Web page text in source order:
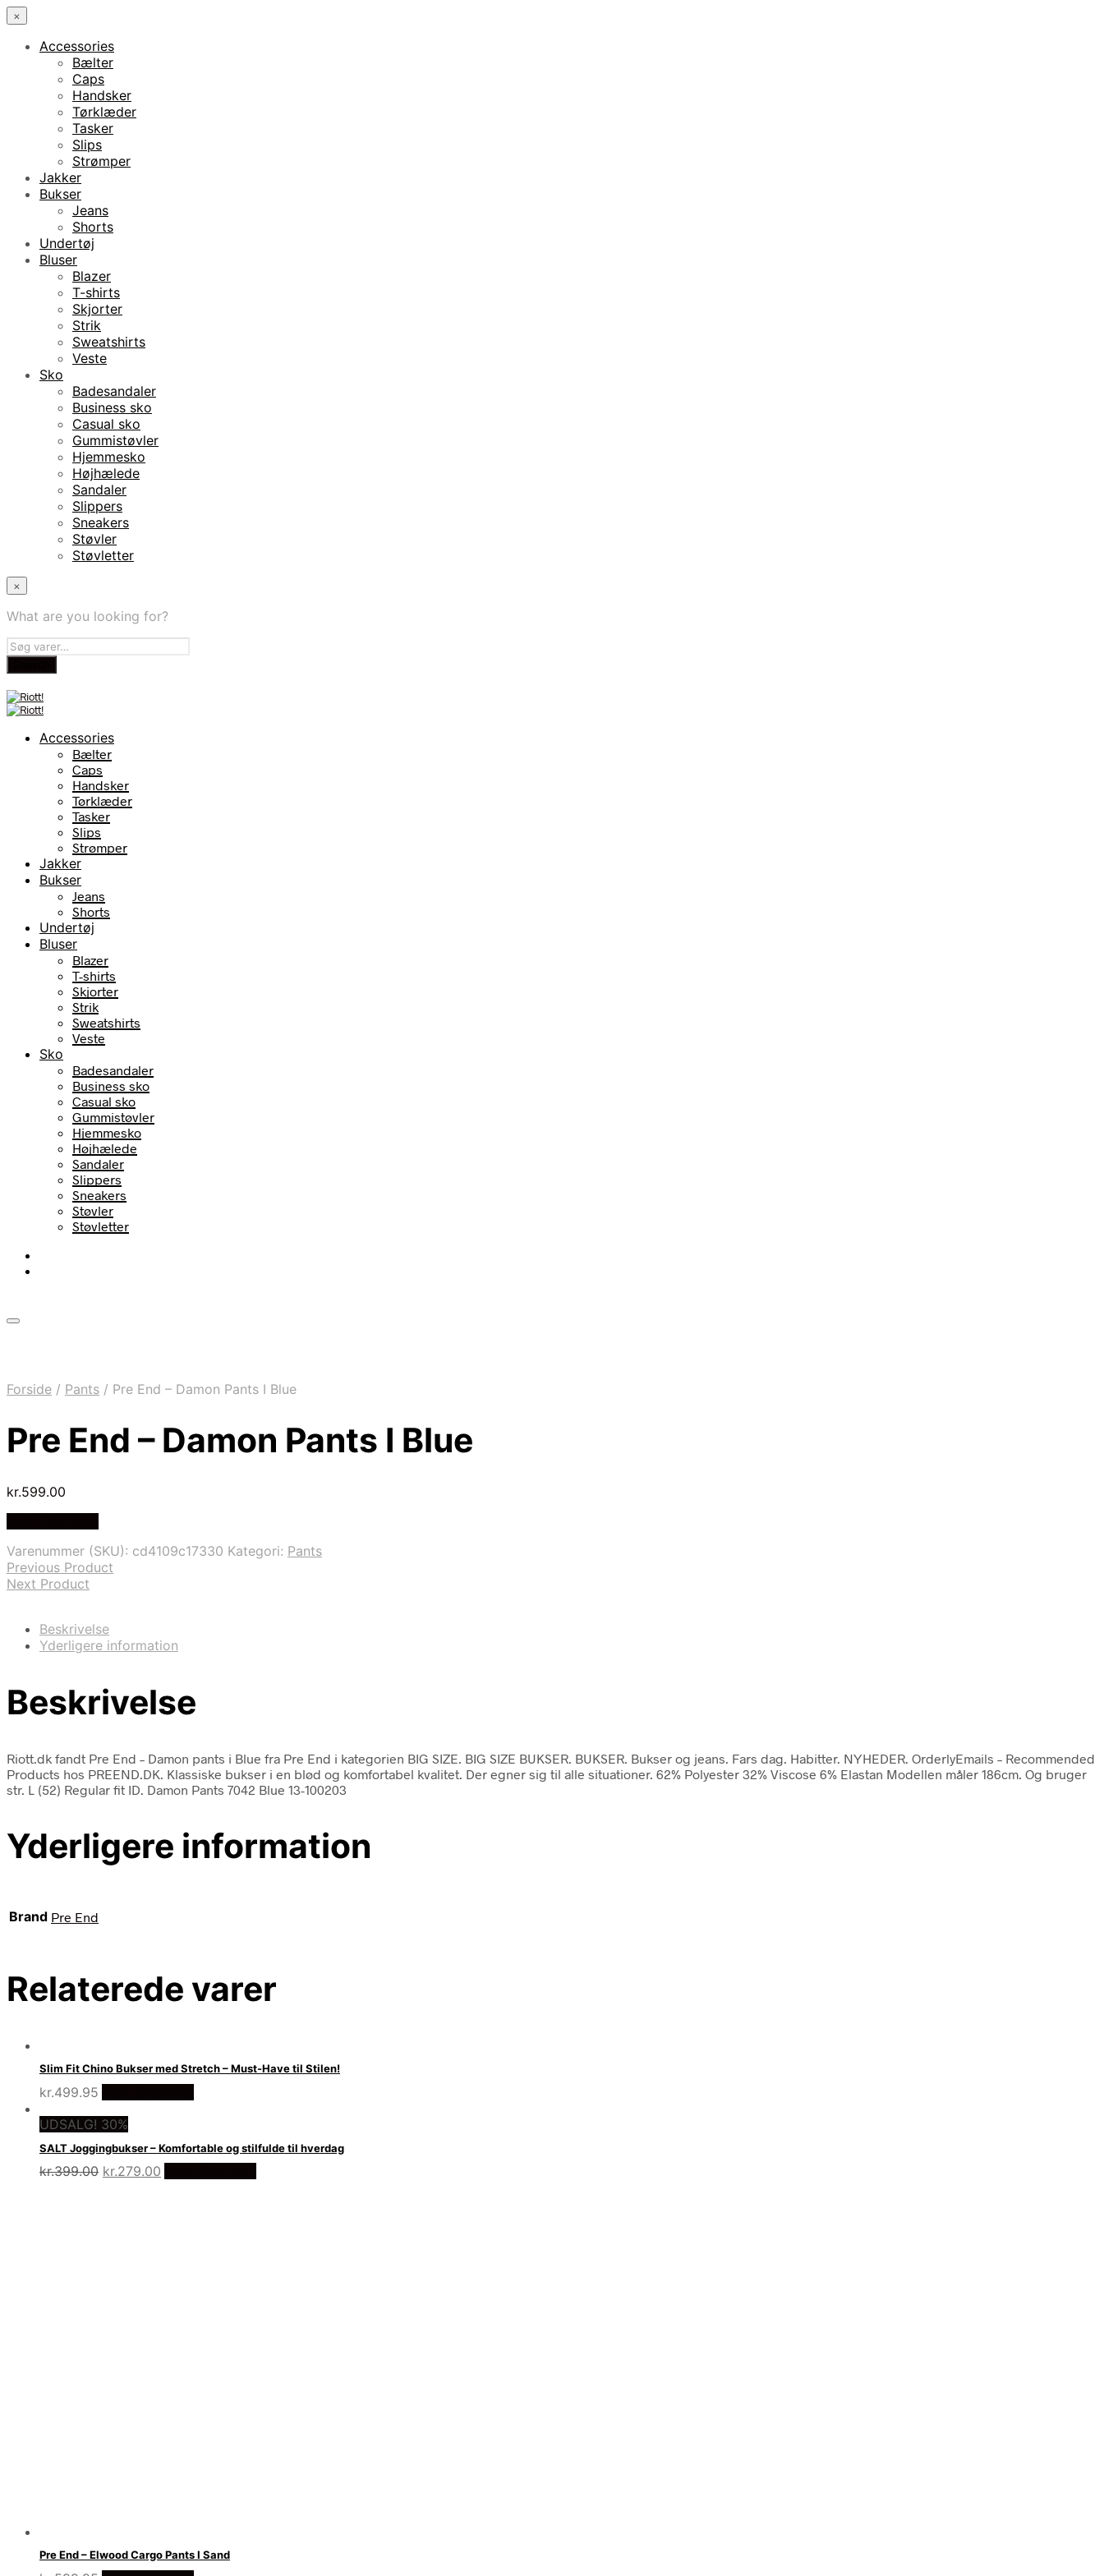
×
Accessories
Bælter
Caps
Handsker
Tørklæder
Tasker
Slips
Strømper
Jakker
Bukser
Jeans
Shorts
Undertøj
Bluser
Blazer
T-shirts
Skjorter
Strik
Sweatshirts
Veste
Sko
Badesandaler
Business sko
Casual sko
Gummistøvler
Hjemmesko
Højhælede
Sandaler
Slippers
Sneakers
Støvler
Støvletter
×
What are you looking for?
Accessories
Bælter
Caps
Handsker
Tørklæder
Tasker
Slips
Strømper
Jakker
Bukser
Jeans
Shorts
Undertøj
Bluser
Blazer
T-shirts
Skjorter
Strik
Sweatshirts
Veste
Sko
Badesandaler
Business sko
Casual sko
Gummistøvler
Hjemmesko
Højhælede
Sandaler
Slippers
Sneakers
Støvler
Støvletter
Forside / Pants / Pre End – Damon Pants I Blue
Pre End – Damon Pants I Blue
kr.599.00
Varenummer (SKU): cd4109c17330 Kategori: Pants
Previous Product
Next Product
Beskrivelse
Yderligere information
Beskrivelse
Riott.dk fandt Pre End – Damon pants i Blue fra Pre End i kategorien BIG SIZE. BIG SIZE BUKSER. BUKSER. Bukser og jeans. Fars dag. Habitter. NYHEDER. OrderlyEmails – Recommended
Products hos PREEND.DK. Klassiske bukser i en blød og komfortabel kvalitet. Der egner sig til alle situationer. 62% Polyester 32% Viscose 6% Elastan Modellen måler 186cm. Og bruger
str. L (52) Regular fit ID. Damon Pants 7042 Blue 13-100203
Yderligere information
Brand Pre End
Relaterede varer
Slim Fit Chino Bukser med Stretch – Must-Have til Stilen!
kr.499.95
UDSALG! 30%
SALT Joggingbukser – Komfortable og stilfulde til hverdag
kr.399.00 Den
kr.279.00
Pre End – Elwood Cargo Pants I Sand